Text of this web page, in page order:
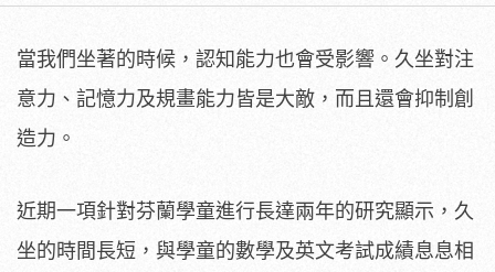
當我們坐著的時候，認知能力也會受影響。久坐對注
意力、記憶力及規畫能力皆是大敵，而且還會抑制創
造力。
近期一項針對芬蘭學童進行長達兩年的研究顯示，久
坐的時間長短，與學童的數學及英文考試成績息息相